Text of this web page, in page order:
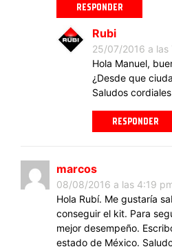
RESPONDER
Rubi
25/07/2016 a las
Hola Manuel,
¿Desde que
Saludos
RESPONDER
marcos
08/08/2016 a las 4:19
Hola Rubí. Me gustaría
conseguir el kit. Para
mejor desempeño.
estado de México.